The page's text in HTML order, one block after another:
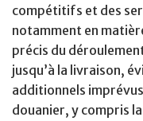
compétitifs et des
notamment en
précis du
jusqu’à la livraison,
additionnels
douanier, y compris